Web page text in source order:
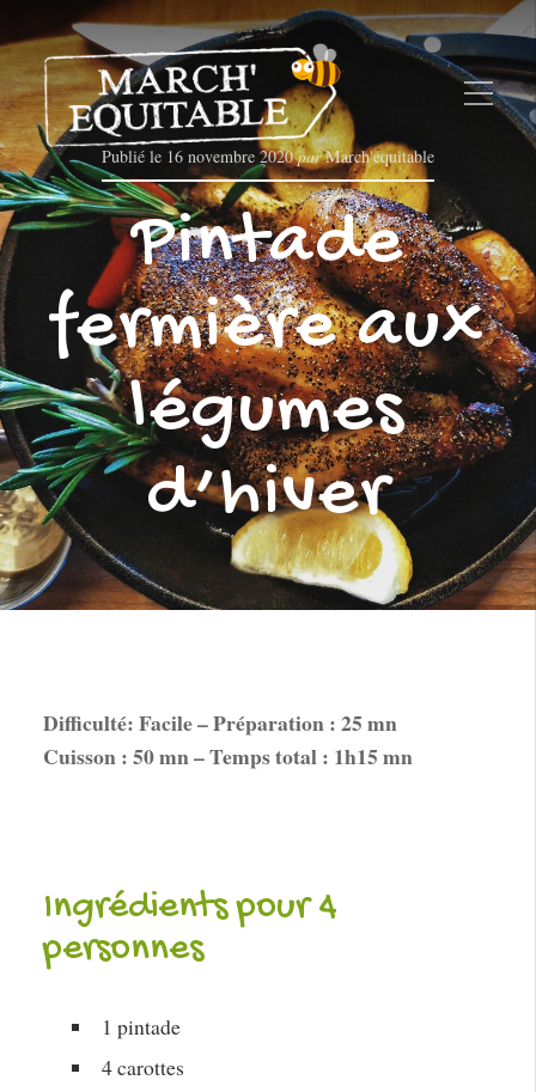
Publié le 16 novembre 2020parMarch'équitable
Pintade
fermière aux
légumes
d’hiver
Difficulté: Facile – Préparation : 25 mn
Cuisson : 50 mn – Temps total : 1h15 mn
Ingrédients pour 4
personnes
1 pintade
4 carottes